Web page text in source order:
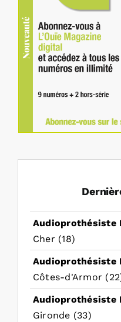
Audioprothésiste
Cher (18)
Audioprothésiste
Côtes-d'Armor
Audioprothésiste
Gironde (33)